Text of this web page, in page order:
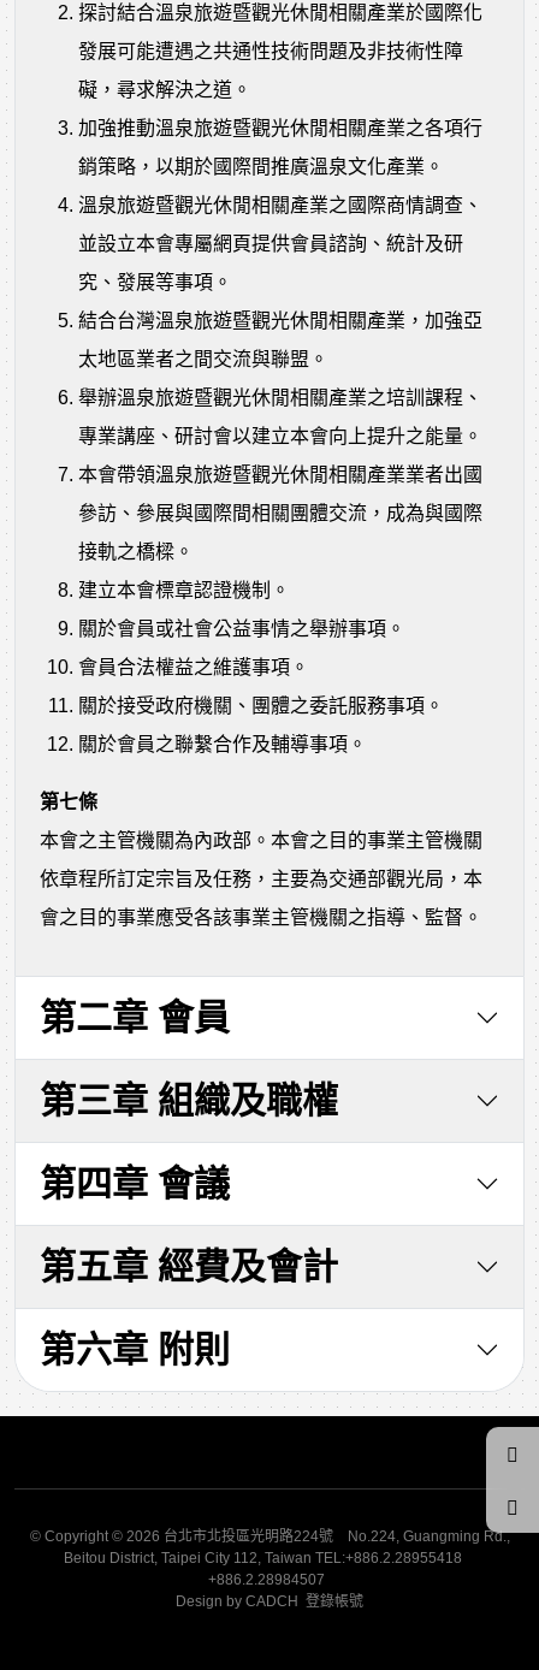
探討結合溫泉旅遊暨觀光休閒相關產業於國際化
發展可能遭遇之共通性技術問題及非技術性障
礙，尋求解決之道。
加強推動溫泉旅遊暨觀光休閒相關產業之各項行
銷策略，以期於國際間推廣溫泉文化產業。
溫泉旅遊暨觀光休閒相關產業之國際商情調查、
並設立本會專屬網頁提供會員諮詢、統計及研
究、發展等事項。
結合台灣溫泉旅遊暨觀光休閒相關產業，加強亞
太地區業者之間交流與聯盟。
舉辦溫泉旅遊暨觀光休閒相關產業之培訓課程、
專業講座、研討會以建立本會向上提升之能量。
本會帶領溫泉旅遊暨觀光休閒相關產業業者出國
參訪、參展與國際間相關團體交流，成為與國際
接軌之橋樑。
建立本會標章認證機制。
關於會員或社會公益事情之舉辦事項。
會員合法權益之維護事項。
關於接受政府機關、團體之委託服務事項。
關於會員之聯繫合作及輔導事項。
第七條
本會之主管機關為內政部。本會之目的事業主管機關
依章程所訂定宗旨及任務，主要為交通部觀光局，本
會之目的事業應受各該事業主管機關之指導、監督。
第二章 會員
第三章 組織及職權
第四章 會議
第五章 經費及會計
第六章 附則
© Copyright © 2026 台北市北投區光明路224號 No.224, Guangming Rd.,
Beitou District, Taipei City 112, Taiwan TEL:+886.2.28955418
+886.2.28984507
Design by CADCH 登錄帳號